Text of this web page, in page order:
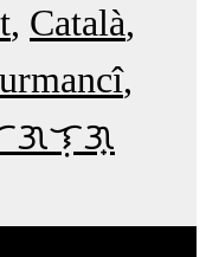
Català